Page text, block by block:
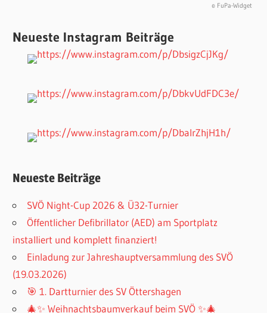
© FuPa-Widget
Neueste Instagram Beiträge
Neueste Beiträge
SVÖ Night-Cup 2026 & Ü32-Turnier
Öffentlicher Defibrillator (AED) am Sportplatz
installiert und komplett finanziert!
Einladung zur Jahreshauptversammlung des SVÖ
(19.03.2026)
🎯 1. Dartturnier des SV Öttershagen
🎄✨ Weihnachtsbaumverkauf beim SVÖ ✨🎄